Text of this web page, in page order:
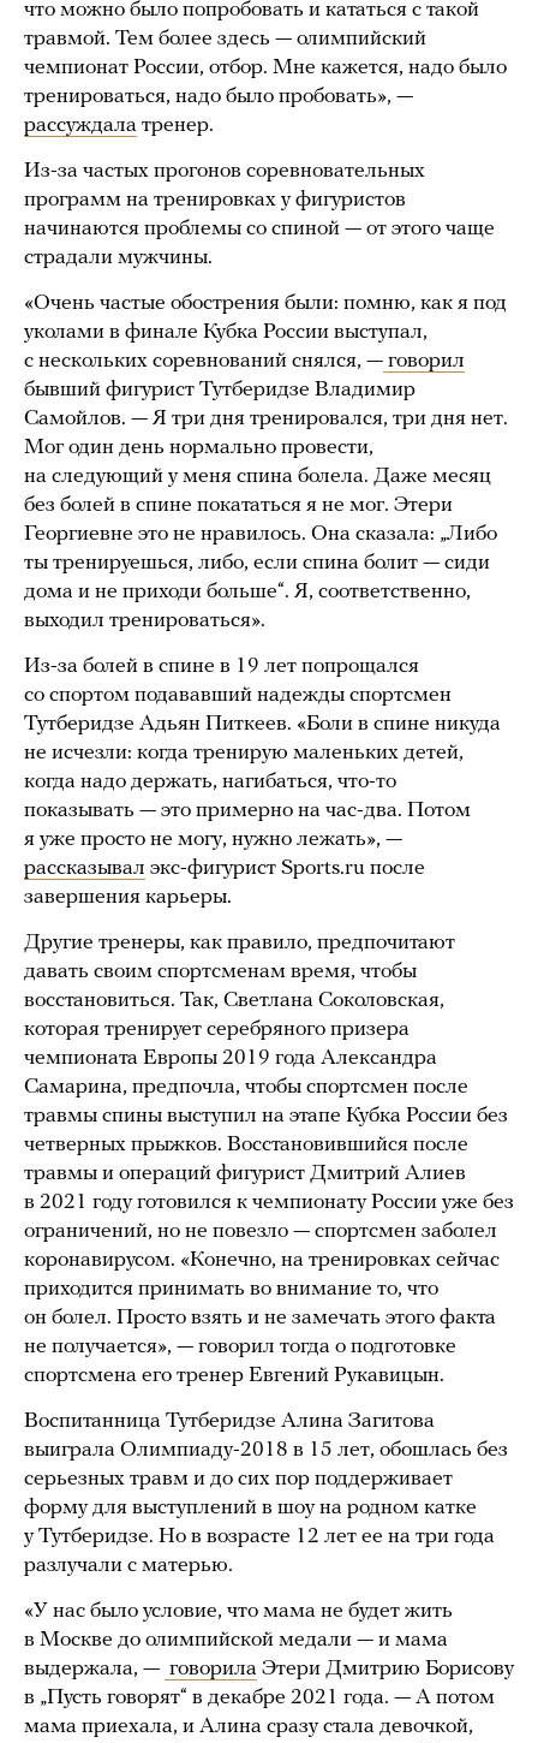
что можно было попробовать и кататься с такой
травмой. Тем более здесь — олимпийский
чемпионат России, отбор. Мне кажется, надо было
тренироваться, надо было пробовать», —
рассуждала тренер.
Из-за частых прогонов соревновательных
программ на тренировках у фигуристов
начинаются проблемы со спиной — от этого чаще
страдали мужчины.
«Очень частые обострения были: помню, как я под
уколами в финале Кубка России выступал,
с нескольких соревнований снялся, — говорил
бывший фигурист Тутберидзе Владимир
Самойлов. — Я три дня тренировался, три дня нет.
Мог один день нормально провести,
на следующий у меня спина болела. Даже месяц
без болей в спине покататься я не мог. Этери
Георгиевне это не нравилось. Она сказала: „Либо
ты тренируешься, либо, если спина болит — сиди
дома и не приходи больше“. Я, соответственно,
выходил тренироваться».
Из-за болей в спине в 19 лет попрощался
со спортом подававший надежды спортсмен
Тутберидзе Адьян Питкеев. «Боли в спине никуда
не исчезли: когда тренирую маленьких детей,
когда надо держать, нагибаться, что-то
показывать — это примерно на час-два. Потом
я уже просто не могу, нужно лежать», —
рассказывал экс-фигурист Sports.ru после
завершения карьеры.
Другие тренеры, как правило, предпочитают
давать своим спортсменам время, чтобы
восстановиться. Так, Светлана Соколовская,
которая тренирует серебряного призера
чемпионата Европы 2019 года Александра
Самарина, предпочла, чтобы спортсмен после
травмы спины выступил на этапе Кубка России без
четверных прыжков. Восстановившийся после
травмы и операций фигурист Дмитрий Алиев
в 2021 году готовился к чемпионату России уже без
ограничений, но не повезло — спортсмен заболел
коронавирусом. «Конечно, на тренировках сейчас
приходится принимать во внимание то, что
он болел. Просто взять и не замечать этого факта
не получается», — говорил тогда о подготовке
спортсмена его тренер Евгений Рукавицын.
Воспитанница Тутберидзе Алина Загитова
выиграла Олимпиаду-2018 в 15 лет, обошлась без
серьезных травм и до сих пор поддерживает
форму для выступлений в шоу на родном катке
у Тутберидзе. Но в возрасте 12 лет ее на три года
разлучали с матерью.
«У нас было условие, что мама не будет жить
в Москве до олимпийской медали — и мама
выдержала, — говорила Этери Дмитрию Борисову
в „Пусть говорят“ в декабре 2021 года. — А потом
мама приехала, и Алина сразу стала девочкой,